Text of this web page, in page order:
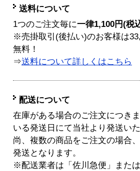
送料について
1つのご注文毎に一律1,100円(税
※売掛取引(後払い)のお客様は
無料！
⇒送料について詳しくはこちら
配送について
在庫がある場合のご注文につき
いる発送日にて当社より発送い
尚、複数の商品をご注文の場合
発送となります。
※配送業者は「佐川急便」また